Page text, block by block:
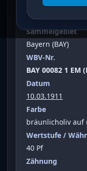
Ausgabeanlass
90. Geburtstag
Sammelgebiet
Bayern (BAY)
WBV-Nr.
BAY 00082 1 EM
Datum
10.03.1911
Farbe
bräunlicholiv auf
Wertstufe /
40 Pf
Zähnung